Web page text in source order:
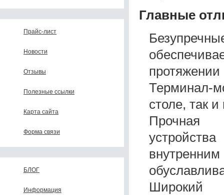
Прайс-лист
Новости
Отзывы
Полезные ссылки
Карта сайта
Форма связи
БЛОГ
Информация
Главные
Терминал-
столе, так
Прочная
Широкий